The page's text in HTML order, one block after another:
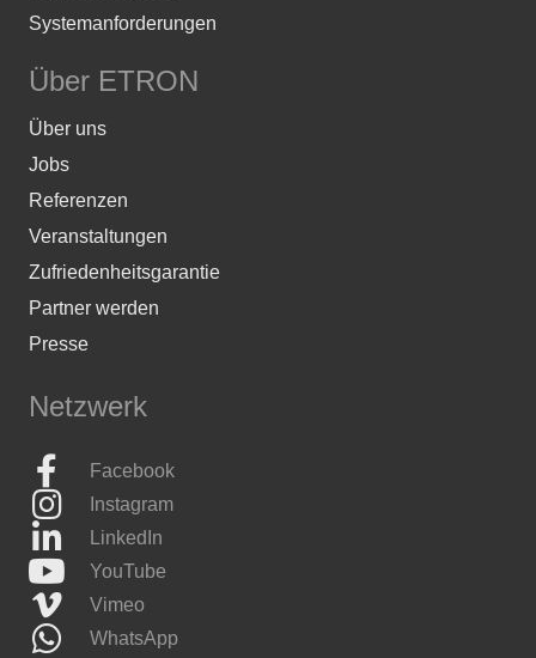
Systemanforderungen
Über ETRON
Über uns
Jobs
Referenzen
Veranstaltungen
Zufriedenheitsgarantie
Partner werden
Presse
Netzwerk
Facebook
Instagram
LinkedIn
YouTube
Vimeo
WhatsApp